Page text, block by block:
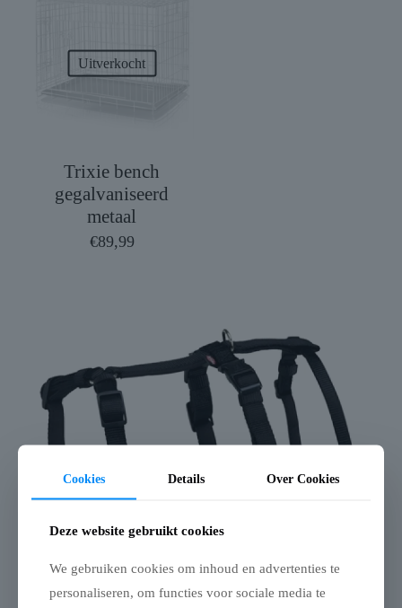
Uitverkocht
Trixie bench
gegalvaniseerd
metaal
€89,99
Cookies Details Over Cookies
Deze website gebruikt cookies
We gebruiken cookies om inhoud en advertenties te
personaliseren, om functies voor sociale media te